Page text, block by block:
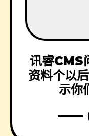
讯睿CMS
资料个以
示你